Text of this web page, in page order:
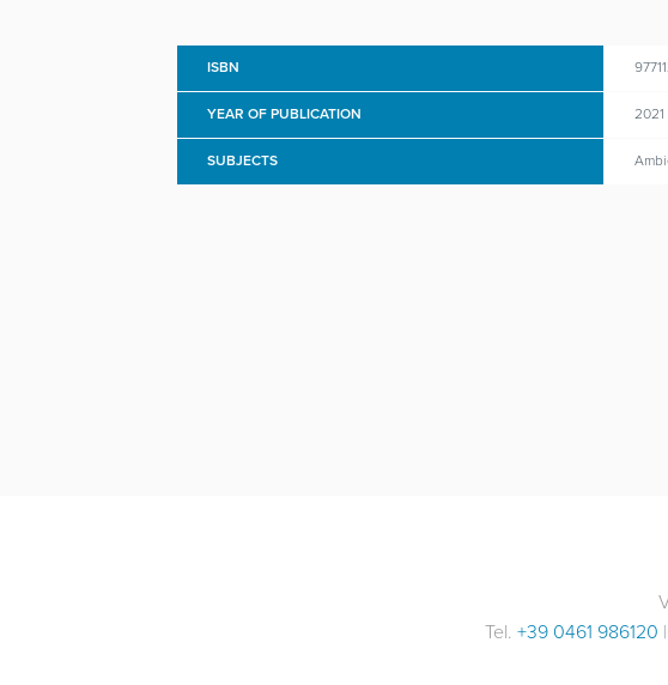
ISBN
YEAR OF PUBLICATION 2021
SUBJECTS
Tel. +39 0461 986120